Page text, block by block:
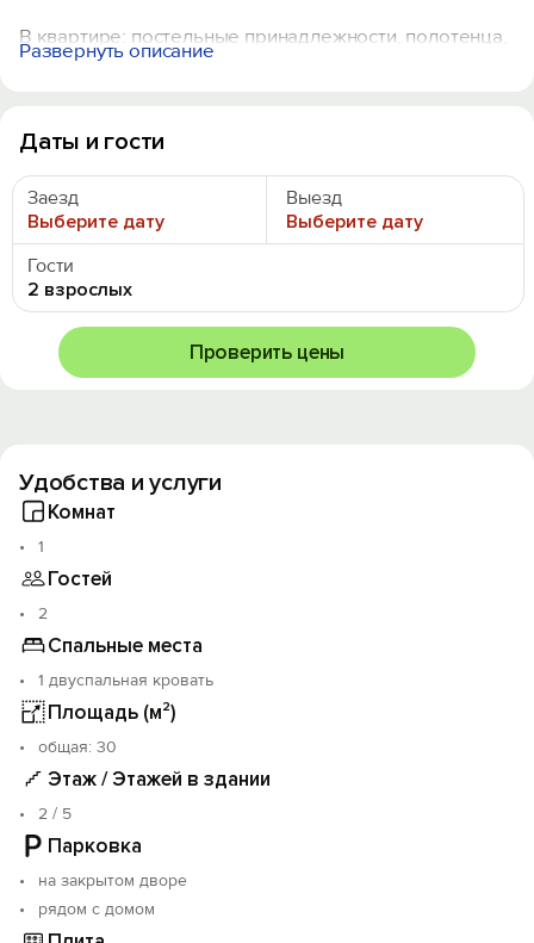
В квaртиpe: постельные принадлежности, полотенца,
шaмпунь, гeль для душа, набор посуды и кухонной
микровoлнoвая печь, чайник, телевизор, бecплaтный
Wi-Fi. Парковка возле дома в свободном доступе.
Круглосуточное заселение. Стандартное время
заезда - после 15:00. Стандартное время выезда - до
12:00. Условия более раннего заселения и позднего
выезда оговариваются индивидуально.
Для командировочных гостей мы предоставляем
полный пакет отчётных документов.
Развернуть описание
Даты и гости
Заезд
Выберите дату
Выезд
Выберите дату
Гости
2 взрослых
Проверить цены
Удобства и услуги
Комнат
1
Гостей
2
Спальные места
1 двуспальная кровать
Площадь (м²)
oбщая: 30
Этаж / Этажей в здании
2 / 5
Парковка
на закрытом дворе
рядом с домом